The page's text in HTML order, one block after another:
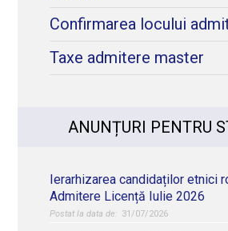
Confirmarea locului
Taxe admitere master
ANUNȚURI PENTRU
Ierarhizarea candidaților etnici
Admitere Licență Iulie 2026
31/07/2026